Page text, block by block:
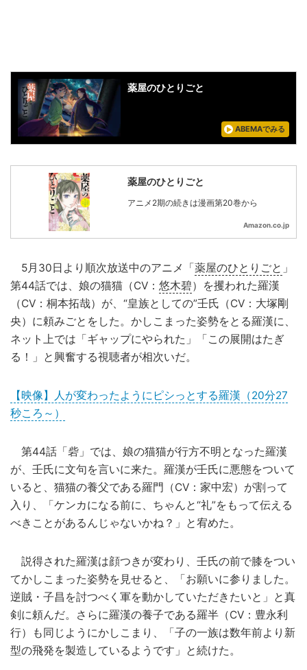
薬屋のひとりごと
ABEMAでみる
薬屋のひとりごと
アニメ2期の続きは漫画第20巻から
Amazon.co.jp
5月30日より順次放送中のアニメ「 薬屋のひとりごと 」
第44話では、娘の猫猫（CV： 悠木碧）を攫われた羅漢
（CV：桐本拓哉）が、“皇族としての”壬氏（CV：大塚剛
央）に頼みごとをした。かしこまった姿勢をとる羅漢に、
ネット上では「ギャップにやられた」「この展開はたぎ
る！」と興奮する視聴者が相次いだ。
【映像】人が変わったようにピシっとする羅漢（20分27
秒ころ～）
第44話「砦」では、娘の猫猫が行方不明となった羅漢
が、壬氏に文句を言いに来た。羅漢が壬氏に悪態をついて
いると、猫猫の養父である羅門（CV：家中宏）が割って
入り、「ケンカになる前に、ちゃんと“礼”をもって伝える
べきことがあるんじゃないかね？」と宥めた。
説得された羅漢は顔つきが変わり、壬氏の前で膝をつい
てかしこまった姿勢を見せると、「お願いに参りました。
逆賊・子昌を討つべく軍を動かしていただきたいと」と真
剣に頼んだ。さらに羅漢の養子である羅半（CV：豊永利
行）も同じようにかしこまり、「子の一族は数年前より新
型の飛発を製造しているようです」と続けた。